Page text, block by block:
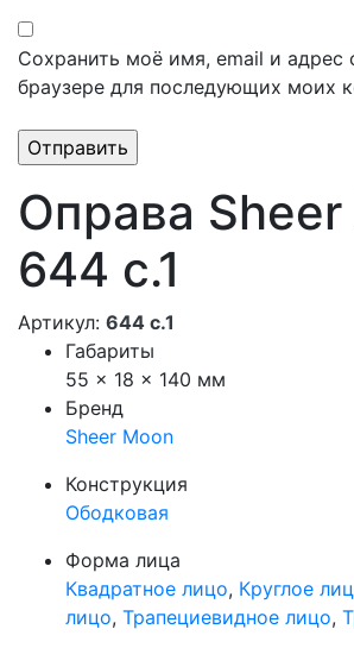
Сохранить моё имя, email и адрес
браузере для последующих моих
Оправа Sheer
644 c.1
Артикул: 644 c.1
Габариты
55 × 18 × 140 мм
Бренд
Sheer Moon
Конструкция
Ободковая
Форма лица
Квадратное лицо, Круглое
лицо, Трапециевидное лицо,